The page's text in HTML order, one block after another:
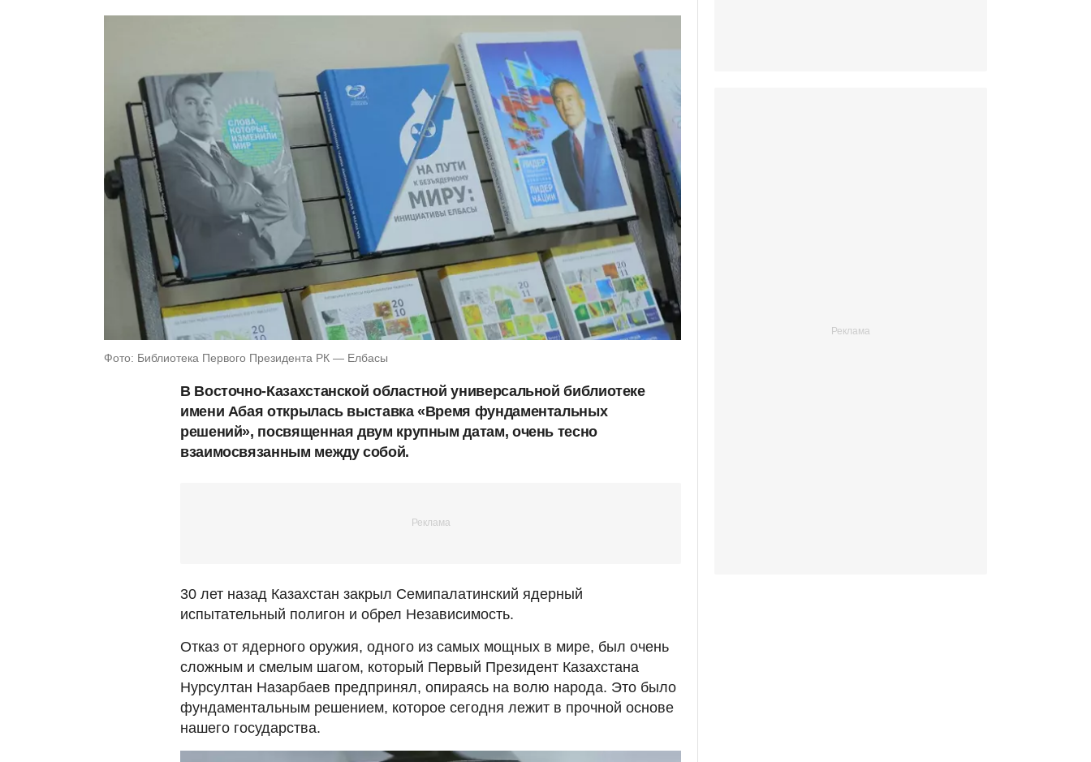
Фото: Библиотека Первого Президента РК — Елбасы
В Восточно-Казахстанской областной универсальной библиотеке
имени Абая открылась выставка «Время фундаментальных
решений», посвященная двум крупным датам, очень тесно
взаимосвязанным между собой.
30 лет назад Казахстан закрыл Семипалатинский ядерный
испытательный полигон и обрел Независимость.
Отказ от ядерного оружия, одного из самых мощных в мире, был очень
сложным и смелым шагом, который Первый Президент Казахстана
Нурсултан Назарбаев предпринял, опираясь на волю народа. Это было
фундаментальным решением, которое сегодня лежит в прочной основе
нашего государства.